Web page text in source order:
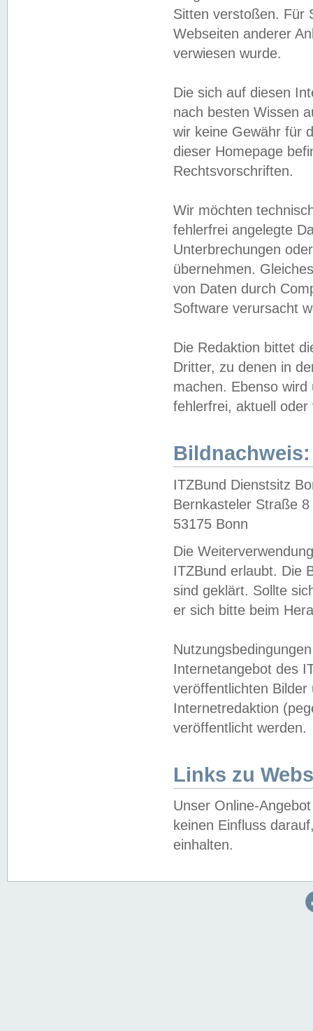
Sitten verstoßen. Für
Webseiten anderer
verwiesen wurde.
Die sich auf diesen
nach besten Wissen
wir keine Gewähr für
dieser Homepage
Rechtsvorschriften.
Wir möchten
fehlerfrei angelegte
Unterbrechungen
übernehmen.
von Daten durch
Software verursacht
Die Redaktion bittet
Dritter, zu denen in
machen. Ebenso
fehlerfrei, aktuell oder
Bildnachweis:
ITZBund Dienstsitz
Bernkasteler Straße 8
53175 Bonn
Die
ITZBund erlaubt. Die
sind geklärt. Sollte
er sich bitte beim
Internetangebot des
veröffentlichten
Internetredaktion
veröffentlicht werden.
Links zu
Unser Online-
keinen Einfluss
einhalten.